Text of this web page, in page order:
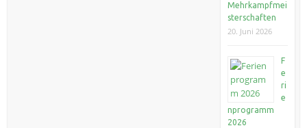
Mehrkampfmei
sterschaften
20. Juni 2026
F
e
ri
e
nprogramm
2026